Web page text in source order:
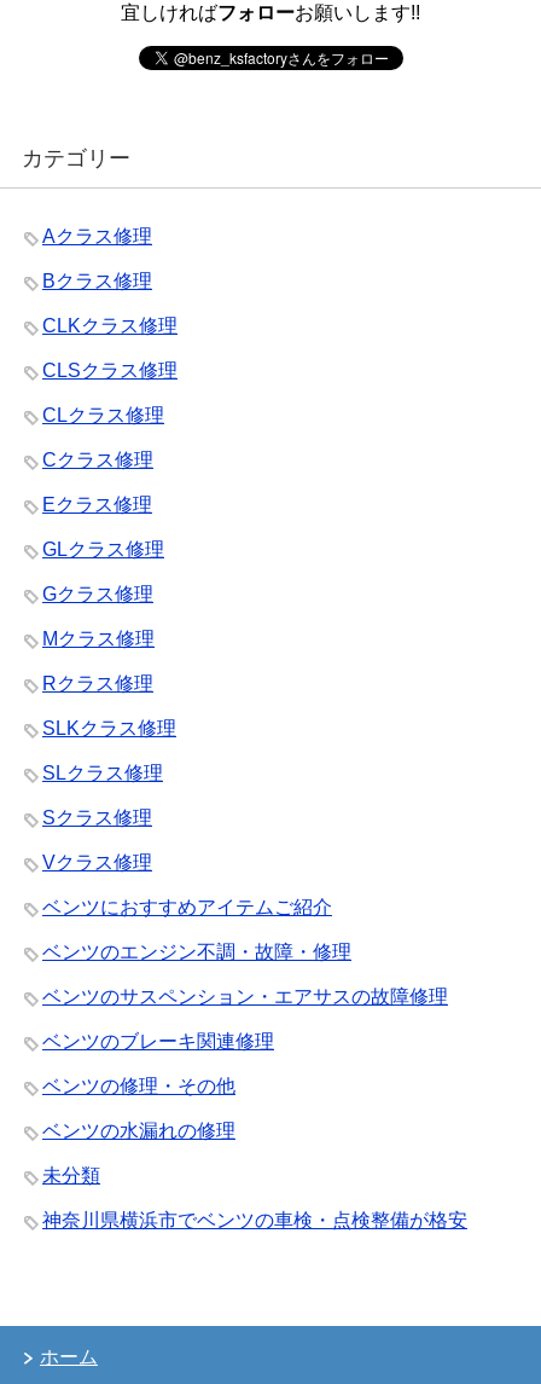
宜しければフォローお願いします!!
カテゴリー
Aクラス修理
Bクラス修理
CLKクラス修理
CLSクラス修理
CLクラス修理
Cクラス修理
Eクラス修理
GLクラス修理
Gクラス修理
Mクラス修理
Rクラス修理
SLKクラス修理
SLクラス修理
Sクラス修理
Vクラス修理
ベンツにおすすめアイテムご紹介
ベンツのエンジン不調・故障・修理
ベンツのサスペンション・エアサスの故障修理
ベンツのブレーキ関連修理
ベンツの修理・その他
ベンツの水漏れの修理
未分類
神奈川県横浜市でベンツの車検・点検整備が格安
ホーム